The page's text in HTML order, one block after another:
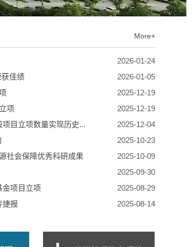
More+
2026-01-24
2026-01-05
佳绩
2025-12-19
2025-12-19
项
2025-12-04
目立项数量实现历史...
2025-10-23
2025-10-09
社会保障优秀科研成果
2025-09-30
2025-08-29
金项目立项
2025-08-14
捷报